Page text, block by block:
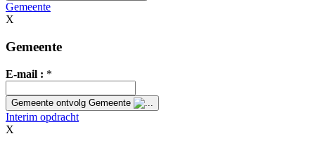
Gemeente
X
Gemeente
E-mail : *
Gemeente ontvolg Gemeente
Interim opdracht
X